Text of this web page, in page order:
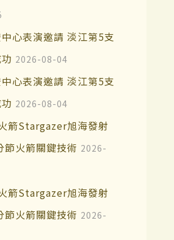
心表演邀請 淡江第5支
2026-08-04
心表演邀請 淡江第5支
2026-08-04
箭Stargazer旭海發射
節火箭關鍵技術 2026-
箭Stargazer旭海發射
節火箭關鍵技術 2026-